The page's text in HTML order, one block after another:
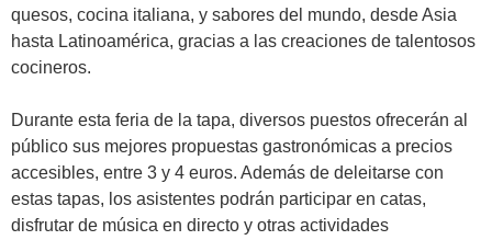
quesos, cocina italiana, y sabores del mundo, desde Asia
hasta Latinoamérica, gracias a las creaciones de talentosos
cocineros.
Durante esta feria de la tapa, diversos puestos ofrecerán al
público sus mejores propuestas gastronómicas a precios
accesibles, entre 3 y 4 euros. Además de deleitarse con
estas tapas, los asistentes podrán participar en catas,
disfrutar de música en directo y otras actividades